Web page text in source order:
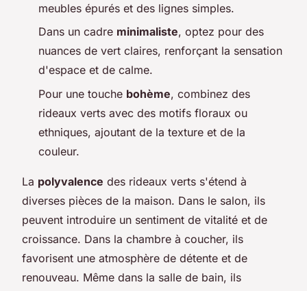
meubles épurés et des lignes simples.
Dans un cadre minimaliste, optez pour des
nuances de vert claires, renforçant la sensation
d'espace et de calme.
Pour une touche bohème, combinez des
rideaux verts avec des motifs floraux ou
ethniques, ajoutant de la texture et de la
couleur.
La polyvalence des rideaux verts s'étend à
diverses pièces de la maison. Dans le salon, ils
peuvent introduire un sentiment de vitalité et de
croissance. Dans la chambre à coucher, ils
favorisent une atmosphère de détente et de
renouveau. Même dans la salle de bain, ils